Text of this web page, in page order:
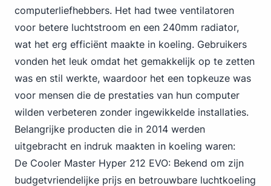
computerliefhebbers. Het had twee ventilatoren
voor betere luchtstroom en een 240mm radiator,
wat het erg efficiënt maakte in koeling. Gebruikers
vonden het leuk omdat het gemakkelijk op te zetten
was en stil werkte, waardoor het een topkeuze was
voor mensen die de prestaties van hun computer
wilden verbeteren zonder ingewikkelde installaties.
Belangrijke producten die in 2014 werden
uitgebracht en indruk maakten in koeling waren:
De Cooler Master Hyper 212 EVO: Bekend om zijn
budgetvriendelijke prijs en betrouwbare luchtkoeling